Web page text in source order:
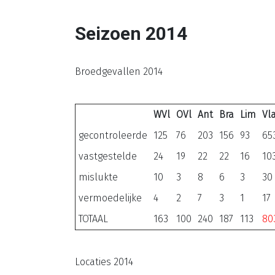
Seizoen 2014
Broedgevallen 2014
WVl OVl Ant Bra Lim
gecontroleerde
125 76 203 156 93
vastgestelde
24 19 22 22 16
mislukte
10 3 8 6 3
30
vermoedelijke
4 2 7 3 1
17
TOTAAL
163 100 240 187 113
Locaties 2014